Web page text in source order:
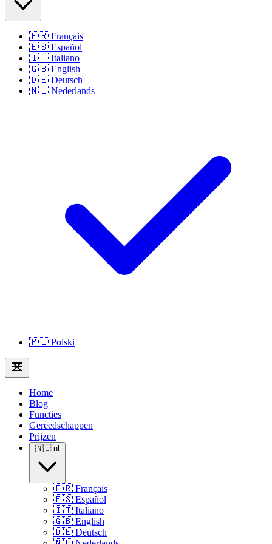
🇫🇷 Français
🇪🇸 Español
🇮🇹 Italiano
🇬🇧 English
🇩🇪 Deutsch
🇳🇱 Nederlands
🇵🇱 Polski
Home
Blog
Functies
Gereedschappen
Prijzen
🇳🇱 nl
🇫🇷 Français
🇪🇸 Español
🇮🇹 Italiano
🇬🇧 English
🇩🇪 Deutsch